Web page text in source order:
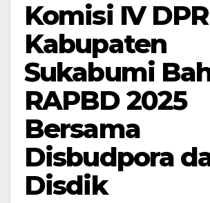
Komisi IV
Kabupaten
Sukabumi
RAPBD 2025
Bersama
Disbudpora
Disdik